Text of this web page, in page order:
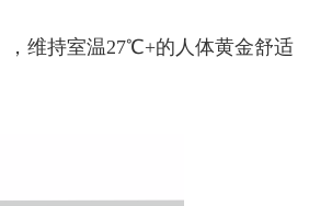
，‌维持室温27℃+‌的人体黄金舒适